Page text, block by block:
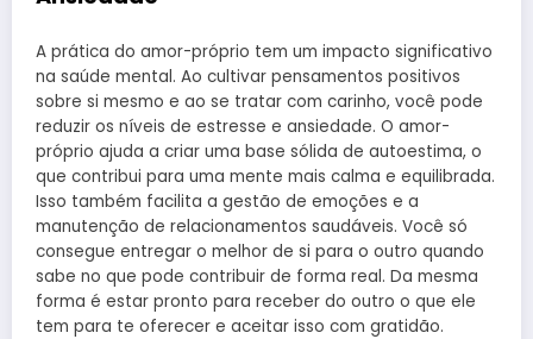
A prática do amor-próprio tem um impacto significativo
na saúde mental. Ao cultivar pensamentos positivos
sobre si mesmo e ao se tratar com carinho, você pode
reduzir os níveis de estresse e ansiedade. O amor-
próprio ajuda a criar uma base sólida de autoestima, o
que contribui para uma mente mais calma e equilibrada.
Isso também facilita a gestão de emoções e a
manutenção de relacionamentos saudáveis. Você só
consegue entregar o melhor de si para o outro quando
sabe no que pode contribuir de forma real. Da mesma
forma é estar pronto para receber do outro o que ele
tem para te oferecer e aceitar isso com gratidão.